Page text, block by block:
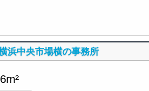
浜中央市場横の事務所